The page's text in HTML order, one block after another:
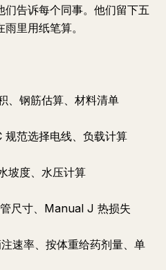
告诉每个同事。他们留下五
里用纸笔算。
、钢筋估算、材料清单
范选择电线、负载计算
坡度、水压计算
尺寸、Manual J 热损失
速率、按体重给药剂量、单